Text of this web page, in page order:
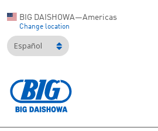
BIG DAISHOWA—Americas
Change location
Español